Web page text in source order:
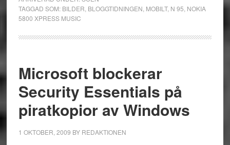
TAGGAD SOM: BILDER BLOGGTIDNINGEN MOBILT, N 95 NOKIA
5800 XPRESS MUSIC
Microsoft blockerar
Security Essentials på
piratkopior av Windows
1 OKTOBER, 2009 BY REDAKTIONEN